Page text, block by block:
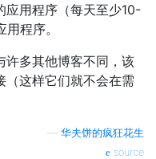
应用程序（每天至少10-
程序。
许多其他博客不同，该
（这样它们就不会在需
华夫饼的疯狂花生
source